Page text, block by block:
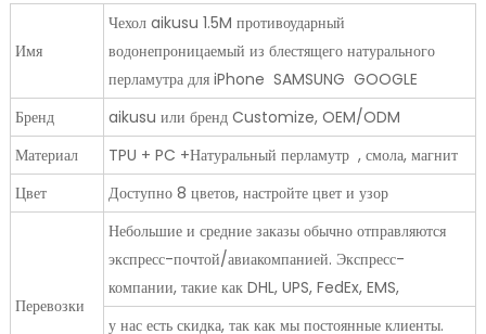
Имя
Чехол aikusu 1.5M противоударный
водонепроницаемый из блестящего натурального
перламутра для iPhone SAMSUNG GOOGLE
Бренд
aikusu или бренд Customize, OEM/ODM
Материал
TPU + PC +Натуральный перламутр , смола, магнит
Цвет
Доступно 8 цветов, настройте цвет и узор
Перевозки
Небольшие и средние заказы обычно отправляются
экспресс-почтой/авиакомпанией. Экспресс-
компании, такие как DHL, UPS, FedEx, EMS,
у нас есть скидка, так как мы постоянные клиенты.